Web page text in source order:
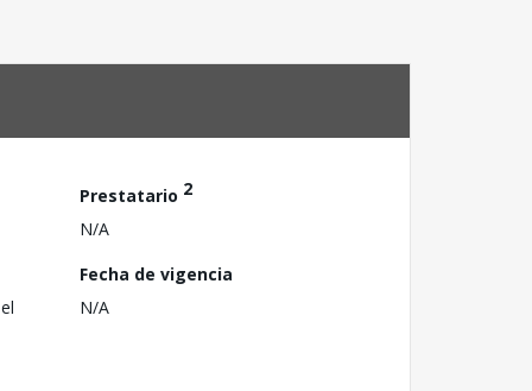
Prestatario 2
N/A
Fecha de vigencia
N/A